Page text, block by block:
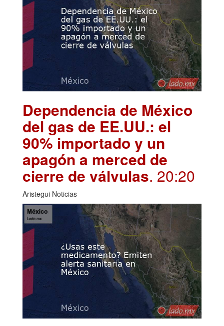
Dependencia de México
del gas de EE.UU.: el
90% importado y un
apagón a merced de
cierre de válvulas. 20:20
Aristegui Noticias